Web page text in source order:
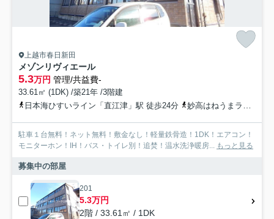
上越市春日新田
メゾンリヴィエール
5.3万円 管理/共益費-
33.61㎡ (1DK) /築21年 /3階建
日本海ひすいライン「直江津」駅 徒歩24分
妙高はねうまライン「直江津」駅 徒歩24分
駐車１台無料！ネット無料！敷金なし！軽量鉄骨造！1DK！エアコン！
モニターホン！IH！バス・トイレ別！追焚！温⽔洗浄暖房... もっと見る
募集中の部屋
201
5.3万円
2階 / 33.61㎡ / 1DK